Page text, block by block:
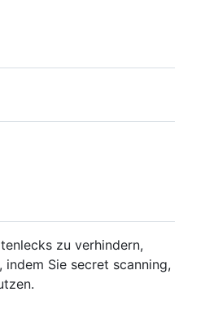
zu verhindern,
Sie secret scanning,